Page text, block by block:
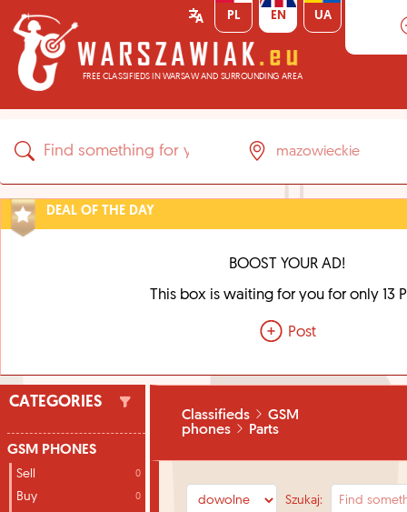
FREE CLASSIFIEDS IN WARSAW AND SURROUNDING AREA
PL EN UA
DEAL OF THE DAY
BOOST YOUR AD!
This box is waiting for you for only 13
Post
CATEGORIES
GSM PHONES
Sell 0
Buy 0
Classifieds
GSM
phones
Parts
Szukaj: